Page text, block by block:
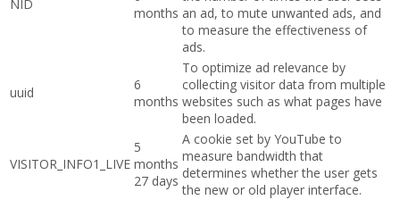
NID
months an ad, to mute unwanted ads, and
to measure the effectiveness of
ads.
uuid
6
months
To optimize ad relevance by
collecting visitor data from multiple
websites such as what pages have
been loaded.
VISITOR_INFO1_LIVE
5
months
27 days
A cookie set by YouTube to
measure bandwidth that
determines whether the user gets
the new or old player interface.